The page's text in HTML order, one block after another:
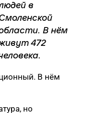
в
В нём
472
В нём
но